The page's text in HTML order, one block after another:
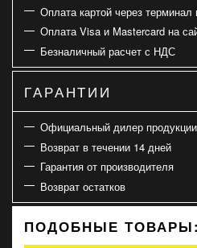
Оплата картой через
Оплата Visa и Mastercard на
Безналичный расчет с НДС
ГАРАНТИИ
Официальный дилер
Возврат в течении 14 дней
Гарантия от производителя
Возврат остатков
ПОДОБНЫЕ ТОВАРЫ: